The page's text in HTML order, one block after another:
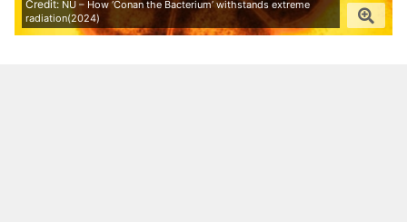
Credit: NU – How ‘Conan the Bacterium’ withstands extreme
radiation(2024)